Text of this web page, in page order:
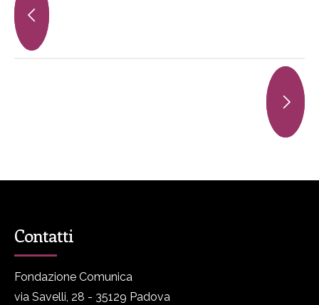
Contatti
Fondazione Comunica
via Savelli, 28 - 35129 Padova